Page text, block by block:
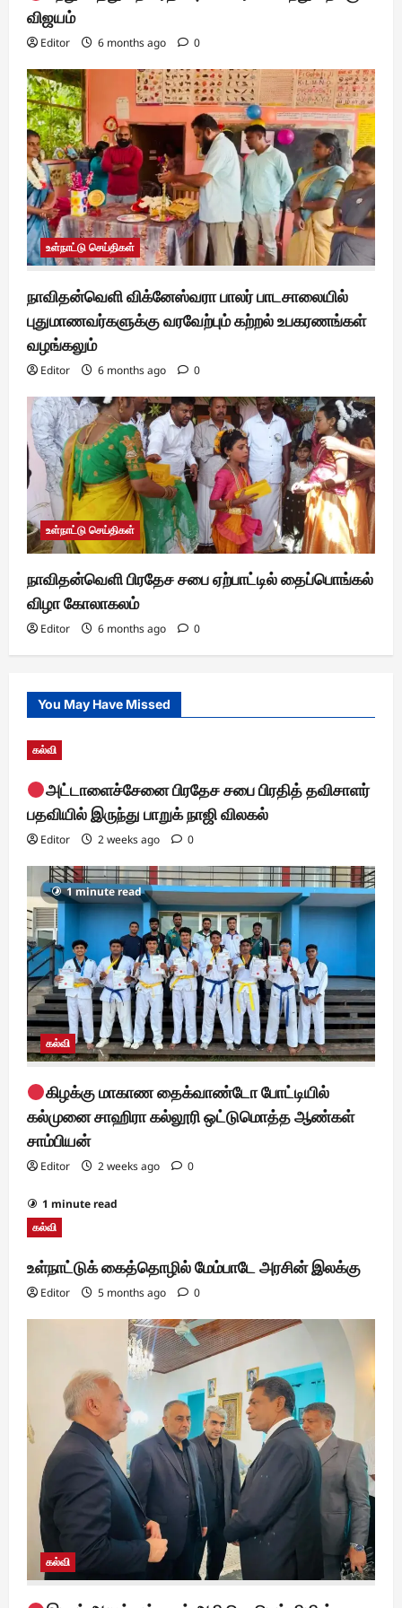
விஜயம்
Editor 6 months ago 0
உள்நாட்டு செய்திகள்
நாவிதன்வெளி விக்னேஸ்வரா பாலர் பாடசாலையில்
புதுமாணவர்களுக்கு வரவேற்பும் கற்றல் உபகரணங்கள்
வழங்கலும்
Editor 6 months ago 0
உள்நாட்டு செய்திகள்
நாவிதன்வெளி பிரதேச சபை ஏற்பாட்டில் தைப்பொங்கல்
விழா கோலாகலம்
Editor 6 months ago 0
You May Have Missed
கல்வி
அட்டாளைச்சேனை பிரதேச சபை பிரதித் தவிசாளர்
பதவியில் இருந்து பாறுக் நாஜி விலகல்
Editor 2 weeks ago 0
1 minute read
கல்வி
கிழக்கு மாகாண தைக்வாண்டோ போட்டியில்
கல்முனை சாஹிரா கல்லூரி ஒட்டுமொத்த ஆண்கள்
சாம்பியன்
Editor 2 weeks ago 0
1 minute read
கல்வி
உள்நாட்டுக் கைத்தொழில் மேம்பாடே அரசின் இலக்கு
Editor 5 months ago 0
கல்வி